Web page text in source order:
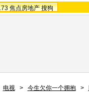
焦点房地产 搜狗
电视 > 今生欠你一个拥抱 >